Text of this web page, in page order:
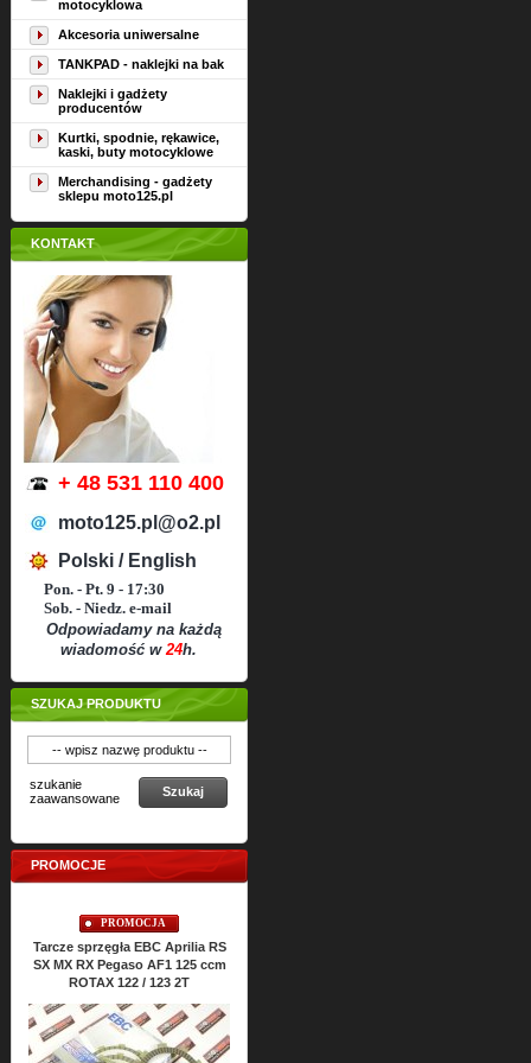
motocyklowa
Akcesoria uniwersalne
TANKPAD - naklejki na bak
Naklejki i gadżety
producentów
Kurtki, spodnie, rękawice,
kaski, buty motocyklowe
Merchandising - gadżety
sklepu moto125.pl
KONTAKT
+ 48 531 110 400
moto125.pl@o2.pl
Polski / English
Pon. - Pt. 9 - 17:30
Sob. - Niedz. e-mail
Odpowiadamy na każdą
wiadomość w24h.
SZUKAJ PRODUKTU
szukanie
zaawansowane
Szukaj
PROMOCJE
RS
ccm
PROMOCJA
Uszczelki cylindra TOP-END
ATHENA Aprilia RS SX MX RX
Classic 125 ccm ROTAX 122 2T
Cena:64,47PLN
71,65 PLN